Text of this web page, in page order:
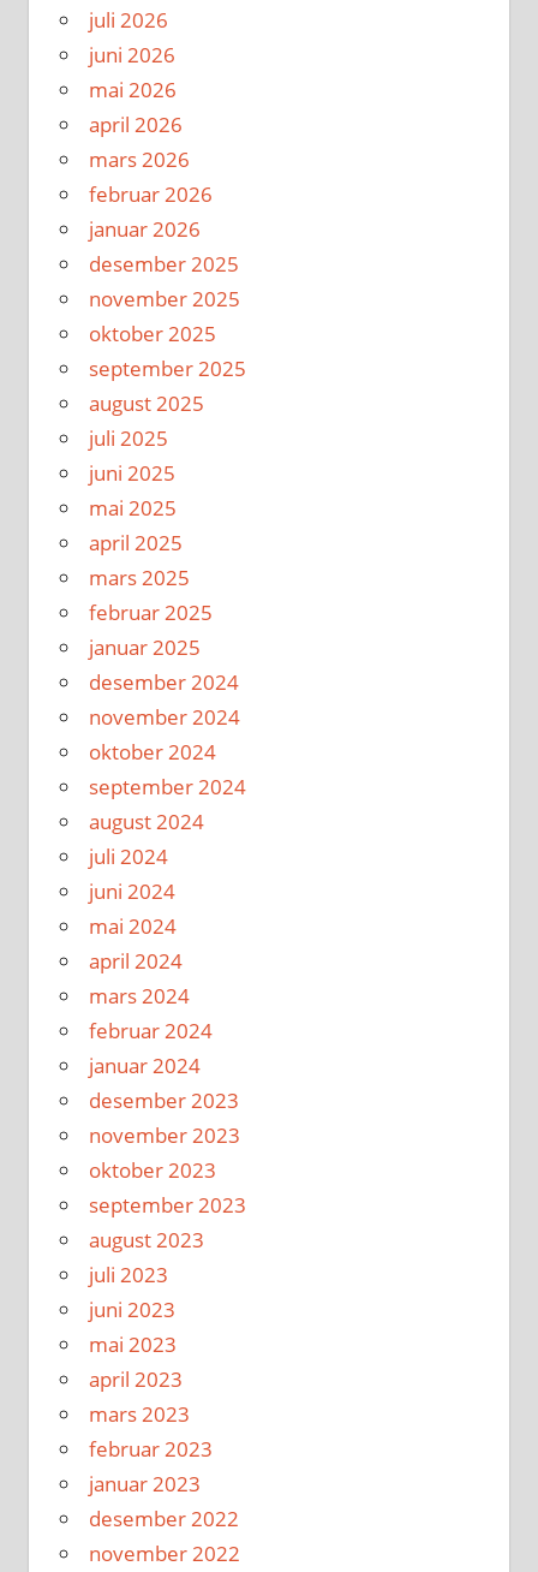
juli 2026
juni 2026
mai 2026
april 2026
mars 2026
februar 2026
januar 2026
desember 2025
november 2025
oktober 2025
september 2025
august 2025
juli 2025
juni 2025
mai 2025
april 2025
mars 2025
februar 2025
januar 2025
desember 2024
november 2024
oktober 2024
september 2024
august 2024
juli 2024
juni 2024
mai 2024
april 2024
mars 2024
februar 2024
januar 2024
desember 2023
november 2023
oktober 2023
september 2023
august 2023
juli 2023
juni 2023
mai 2023
april 2023
mars 2023
februar 2023
januar 2023
desember 2022
november 2022